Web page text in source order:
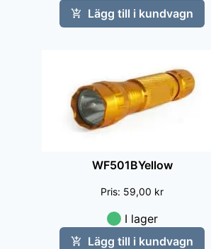
Lägg till i kundvagn
WF501BYellow
Pris: 59,00 kr
I lager
Lägg till i kundvagn